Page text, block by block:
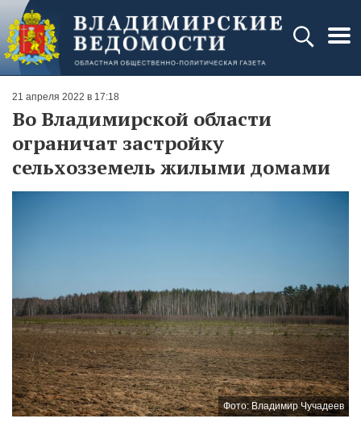
21 апреля 2022 в 17:18
Во Владимирской области
ограничат застройку
сельхозземель жилыми домами
Фото: Владимир Чучадеев